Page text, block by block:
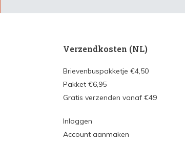
Verzendkosten (NL)
Brievenbuspakketje €4,50
Pakket €6,95
Gratis verzenden vanaf €49
Inloggen
Account aanmaken